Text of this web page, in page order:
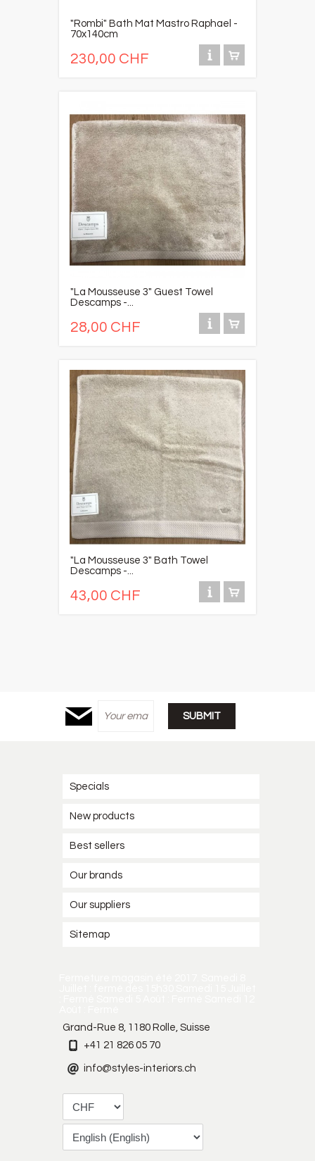
"Rombi" Bath Mat Mastro Raphael -
70x140cm
230,00 CHF
"La Mousseuse 3" Guest Towel
Descamps -...
28,00 CHF
"La Mousseuse 3" Bath Towel
Descamps -...
43,00 CHF
Specials
New products
Best sellers
Our brands
Our suppliers
Sitemap
Grand-Rue 8, 1180 Rolle, Suisse
+41 21 826 05 70
info@styles-interiors.ch